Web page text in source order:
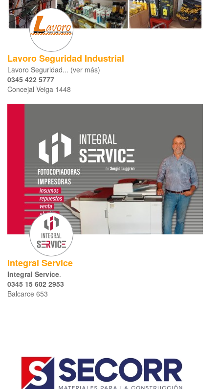
Lavoro Seguridad Industrial
Lavoro Seguridad... (ver más)
0345 422 5777
Concejal Veiga 1448
Integral Service
Integral Service.
0345 15 602 2953
Balcarce 653